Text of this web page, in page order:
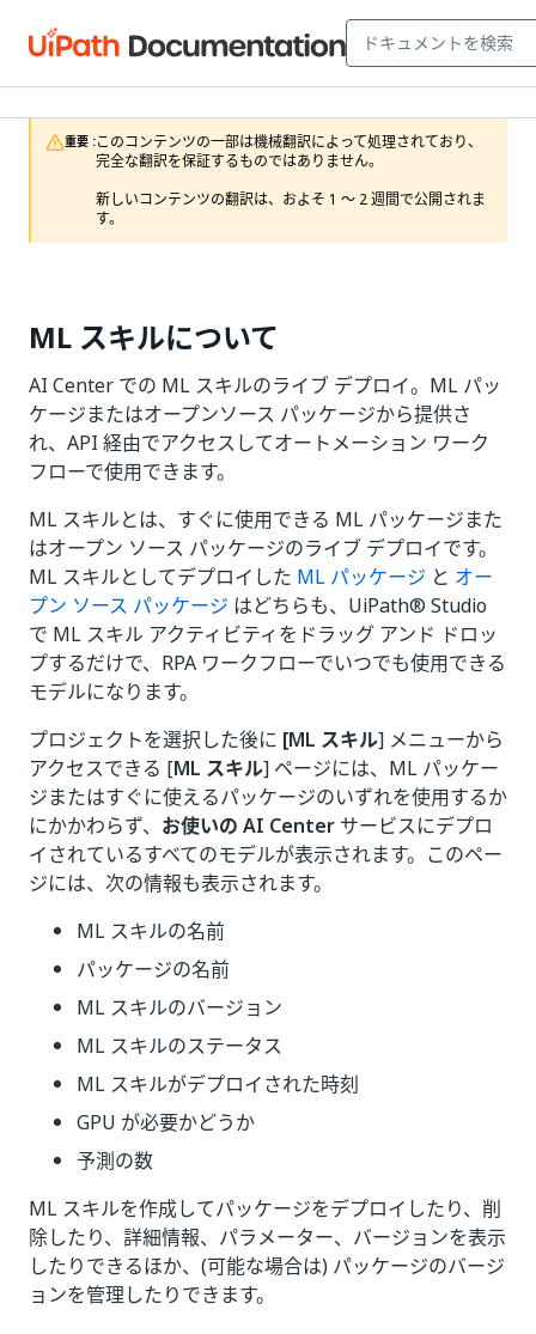
重要 :このコンテンツの一部は機械翻訳によって処理されており、
完全な翻訳を保証するものではありません。
新しいコンテンツの翻訳は、およそ 1 ～ 2 週間で公開されま
す。
ML スキルについて
AI Center での ML スキルのライブ デプロイ。ML パッ
ケージまたはオープンソース パッケージから提供さ
れ、API 経由でアクセスしてオートメーション ワーク
フローで使用できます。
ML スキルとは、すぐに使用できる ML パッケージまた
はオープン ソース パッケージのライブ デプロイです。
ML スキルとしてデプロイした ML パッケージ と オー
プン ソース パッケージ はどちらも、UiPath® Studio
で ML スキル アクティビティをドラッグ アンド ドロッ
プするだけで、RPA ワークフローでいつでも使用できる
モデルになります。
プロジェクトを選択した後に [ML スキル] メニューから
アクセスできる [ML スキル] ページには、ML パッケー
ジまたはすぐに使えるパッケージのいずれを使用するか
にかかわらず、 お使いの AI Center サービスにデプロ
イされているすべてのモデルが表示されます。このペー
ジには、次の情報も表示されます。
ML スキルの名前
パッケージの名前
ML スキルのバージョン
ML スキルのステータス
ML スキルがデプロイされた時刻
GPU が必要かどうか
予測の数
ML スキルを作成してパッケージをデプロイしたり、削
除したり、詳細情報、パラメーター、バージョンを表示
したりできるほか、(可能な場合は) パッケージのバージ
ョンを管理したりできます。